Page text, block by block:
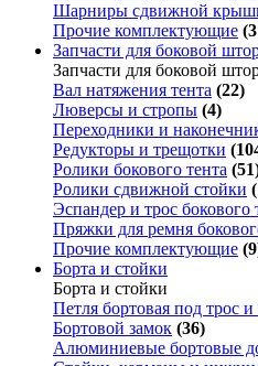
Шарниры сдвижной
Прочие комплектующие
Запчасти для боковой
Запчасти для боковой
Вал натяжения тента (22)
Люверсы и стропы (4)
Переходники и
Редукторы и трещотки
Ролики бокового тента
Ролики сдвижной стойки
Эспандер и трос бокового
Пряжки для ремня
Прочие комплектующие
Борта и стойки
Борта и стойки
Петля бортовая под трос и
Бортовой замок (36)
Алюминиевые бортовые